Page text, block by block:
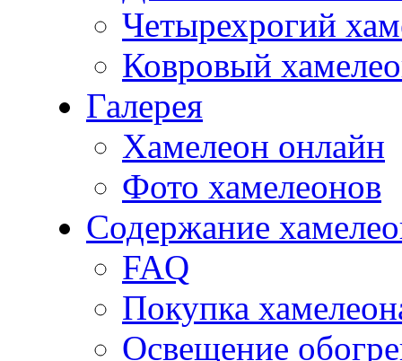
Четырехрогий
Ковровый
Галерея
Хамелеон онлайн
Фото хамелеонов
Содержание
FAQ
Покупка
Освещение